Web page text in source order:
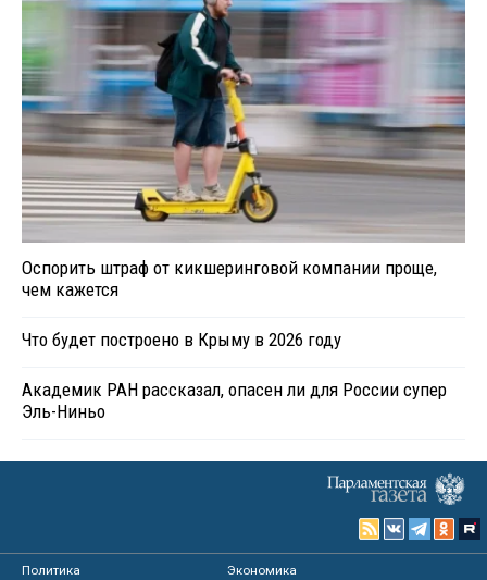
Оспорить штраф от кикшеринговой компании проще,
чем кажется
Что будет построено в Крыму в 2026 году
Академик РАН рассказал, опасен ли для России супер
Эль-Ниньо
Политика
Экономика